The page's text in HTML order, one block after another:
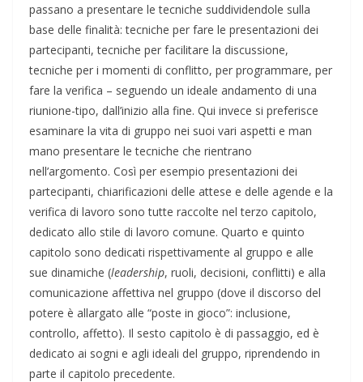
passano a presentare le tecniche suddividendole sulla
base delle finalità: tecniche per fare le presentazioni dei
partecipanti, tecniche per facilitare la discussione,
tecniche per i momenti di conflitto, per programmare, per
fare la verifica – seguendo un ideale andamento di una
riunione-tipo, dall’inizio alla fine. Qui invece si preferisce
esaminare la vita di gruppo nei suoi vari aspetti e man
mano presentare le tecniche che rientrano
nell’argomento. Così per esempio presentazioni dei
partecipanti, chiarificazioni delle attese e delle agende e la
verifica di lavoro sono tutte raccolte nel terzo capitolo,
dedicato allo stile di lavoro comune. Quarto e quinto
capitolo sono dedicati rispettivamente al gruppo e alle
sue dinamiche (leadership, ruoli, decisioni, conflitti) e alla
comunicazione affettiva nel gruppo (dove il discorso del
potere è allargato alle “poste in gioco”: inclusione,
controllo, affetto). Il sesto capitolo è di passaggio, ed è
dedicato ai sogni e agli ideali del gruppo, riprendendo in
parte il capitolo precedente.